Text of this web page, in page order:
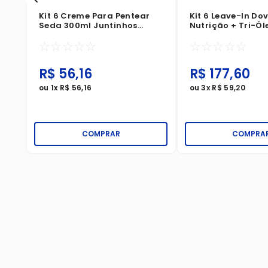
Kit 6 Creme Para Pentear
Seda 300ml Juntinhos
☆ ☆ ☆ ☆ ☆
R$ 56,16
ou 1x R$ 56,16
COMPRAR
Kit 6 Leave-In
Nutrição + Tri-
☆ ☆ ☆ ☆ ☆
R$ 177,60
ou3xR$ 59,20